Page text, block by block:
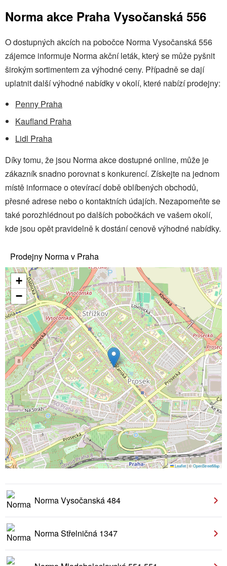
Norma akce Praha Vysočanská 556
O dostupných akcích na pobočce Norma Vysočanská 556
zájemce informuje Norma akční leták, který se může pyšnit
širokým sortimentem za výhodné ceny. Případně se dají
uplatnit další výhodné nabídky v okolí, které nabízí prodejny:
Penny Praha
Kaufland Praha
Lidl Praha
Díky tomu, že jsou Norma akce dostupné online, může je
zákazník snadno porovnat s konkurencí. Získejte na jednom
místě informace o otevírací době oblíbených obchodů,
přesné adrese nebo o kontaktních údajích. Nezapomeňte se
také porozhlédnout po dalších pobočkách ve vašem okolí,
kde jsou opět pravidelně k dostání cenově výhodné nabídky.
Prodejny Norma v Praha
+
−
Leaflet|©OpenStreetMap
Norma Vysočanská 484
Norma Střelničná 1347